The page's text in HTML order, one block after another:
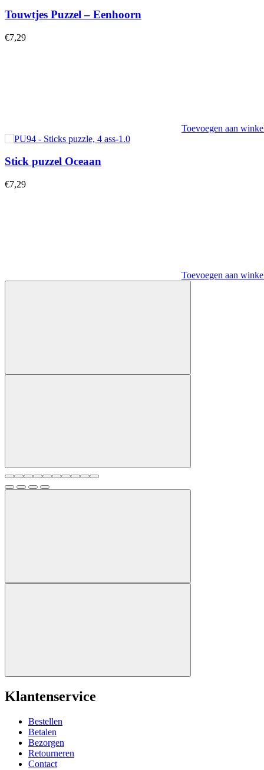
Touwtjes Puzzel – Eenhoorn
€7,29
Toevoegen aan
Stick puzzel Oceaan
€7,29
Toevoegen aan
Klantenservice
Bestellen
Betalen
Bezorgen
Retourneren
Contact